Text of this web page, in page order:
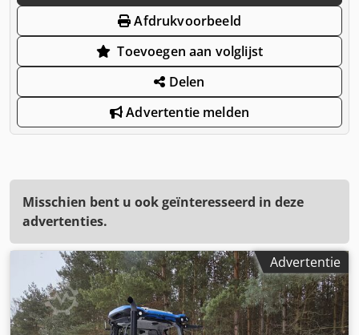
Afdrukvoorbeeld
Toevoegen aan volglijst
Delen
Advertentie melden
Misschien bent u ook geïnteresseerd in deze
advertenties.
Advertentie